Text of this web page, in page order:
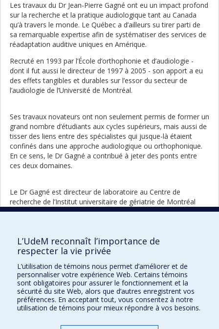
Les travaux du Dr Jean-Pierre Gagné ont eu un impact profond
sur la recherche et la pratique audiologique tant au Canada
qu’à travers le monde. Le Québec a d’ailleurs su tirer parti de
sa remarquable expertise afin de systématiser des services de
réadaptation auditive uniques en Amérique.
Recruté en 1993 par l’École d’orthophonie et d’audiologie -
dont il fut aussi le directeur de 1997 à 2005 - son apport a eu
des effets tangibles et durables sur l’essor du secteur de
l’audiologie de l’Université de Montréal.
Ses travaux novateurs ont non seulement permis de former un
grand nombre d’étudiants aux cycles supérieurs, mais aussi de
tisser des liens entre des spécialistes qui jusque-là étaient
confinés dans une approche audiologique ou orthophonique.
En ce sens, le Dr Gagné a contribué à jeter des ponts entre
ces deux domaines.
Le Dr Gagné est directeur de laboratoire au Centre de
recherche de l’Institut universitaire de gériatrie de Montréal
depuis 2005 où il mène des recherches pionnières sur l’audition
vieillissement.
Ses réalisations exceptionnelles lui ont valu en 2014 l’Award of
Honor de l’Academy for Rehabilitative Audiology.
Retour à la liste complète des
portraits
L’UdeM reconnaît l’importance de
respecter la vie privée
L’utilisation de témoins nous permet d’améliorer et de
personnaliser votre expérience Web. Certains témoins
sont obligatoires pour assurer le fonctionnement et la
sécurité du site Web, alors que d’autres enregistrent vos
préférences. En acceptant tout, vous consentez à notre
utilisation de témoins pour mieux répondre à vos besoins.